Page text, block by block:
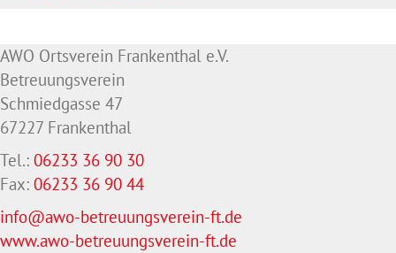
AWO Ortsverein Frankenthal e.V.
Betreuungsverein
Schmiedgasse 47
67227 Frankenthal
Tel.: 06233 36 90 30
Fax: 06233 36 90 44
info@awo-betreuungsverein-ft.de
www.awo-betreuungsverein-ft.de